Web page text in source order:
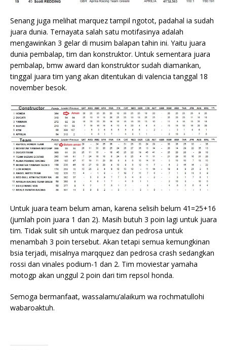
Senang juga melihat marquez tampil ngotot, padahal ia sudah
juara dunia. Ternayata salah satu motifasinya adalah
mengawinkan 3 gelar di musim balapan tahin ini. Yaitu juara
dunia pembalap, tim dan konstruktor. Untuk sementara juara
pembalap, bmw award dan konstruktor sudah diamankan,
tinggal juara tim yang akan ditentukan di valencia tanggal 18
november besok.
Untuk juara team belum aman, karena selisih belum 41=25+16
(jumlah poin juara 1 dan 2). Masih butuh 3 poin lagi untuk juara
tim. Tidak sulit sih untuk marquez dan pedrosa untuk
menambah 3 poin tersebut. Akan tetapi semua kemungkinan
bsia terjadi, misalnya marqquez dan pedrosa crash sedangkan
rossi dan vinales podium-1 dan 2. Tim moviestar yamaha
motogp akan unggul 2 poin dari tim repsol honda.
Semoga bermanfaat, wassalamu’alaikum wa rochmatullohi
wabaroaktuh.